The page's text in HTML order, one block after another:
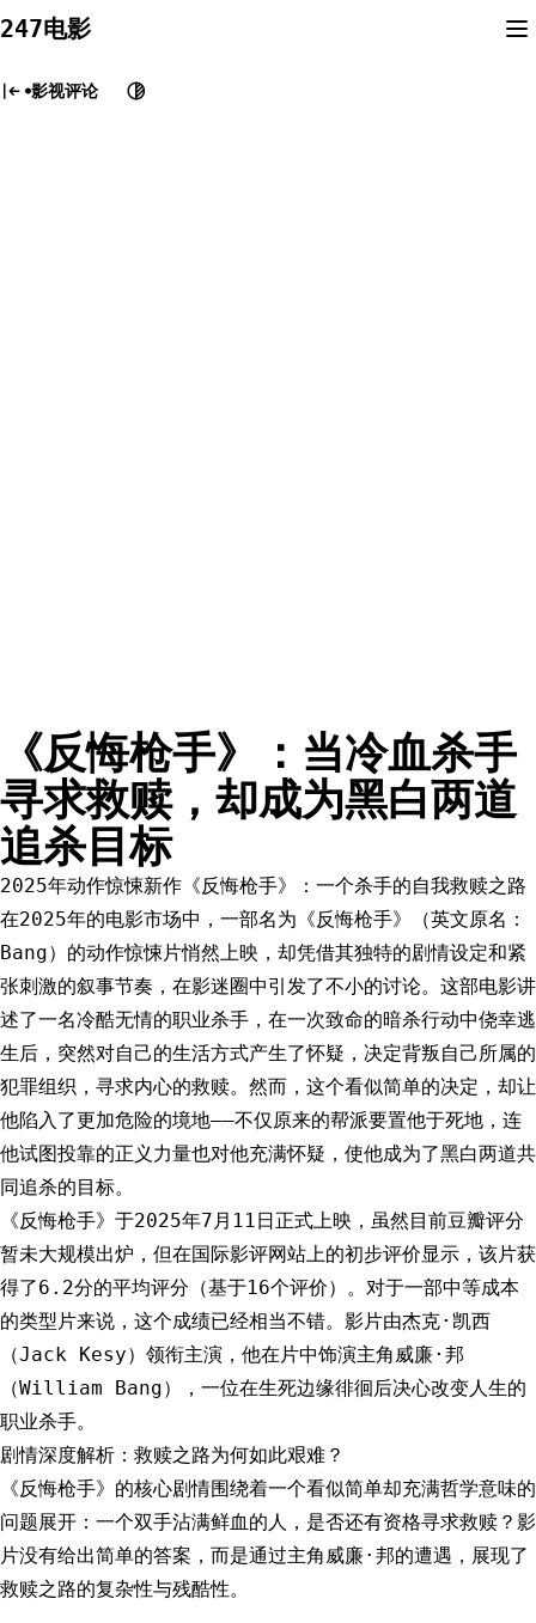
to
247电影
影视评论
《反悔枪手》：当冷血杀手
寻求救赎，却成为黑白两道
追杀目标
2025年动作惊悚新作《反悔枪手》：一个杀手的自我救赎之路
在2025年的电影市场中，一部名为《反悔枪手》（英文原名：
Bang）的动作惊悚片悄然上映，却凭借其独特的剧情设定和紧
张刺激的叙事节奏，在影迷圈中引发了不小的讨论。这部电影讲
述了一名冷酷无情的职业杀手，在一次致命的暗杀行动中侥幸逃
生后，突然对自己的生活方式产生了怀疑，决定背叛自己所属的
犯罪组织，寻求内心的救赎。然而，这个看似简单的决定，却让
他陷入了更加危险的境地——不仅原来的帮派要置他于死地，连
他试图投靠的正义力量也对他充满怀疑，使他成为了黑白两道共
同追杀的目标。
《反悔枪手》于2025年7月11日正式上映，虽然目前豆瓣评分
暂未大规模出炉，但在国际影评网站上的初步评价显示，该片获
得了6.2分的平均评分（基于16个评价）。对于一部中等成本
的类型片来说，这个成绩已经相当不错。影片由杰克·凯西
（Jack Kesy）领衔主演，他在片中饰演主角威廉·邦
（William Bang），一位在生死边缘徘徊后决心改变人生的
职业杀手。
剧情深度解析：救赎之路为何如此艰难？
《反悔枪手》的核心剧情围绕着一个看似简单却充满哲学意味的
问题展开：一个双手沾满鲜血的人，是否还有资格寻求救赎？影
片没有给出简单的答案，而是通过主角威廉·邦的遭遇，展现了
救赎之路的复杂性与残酷性。